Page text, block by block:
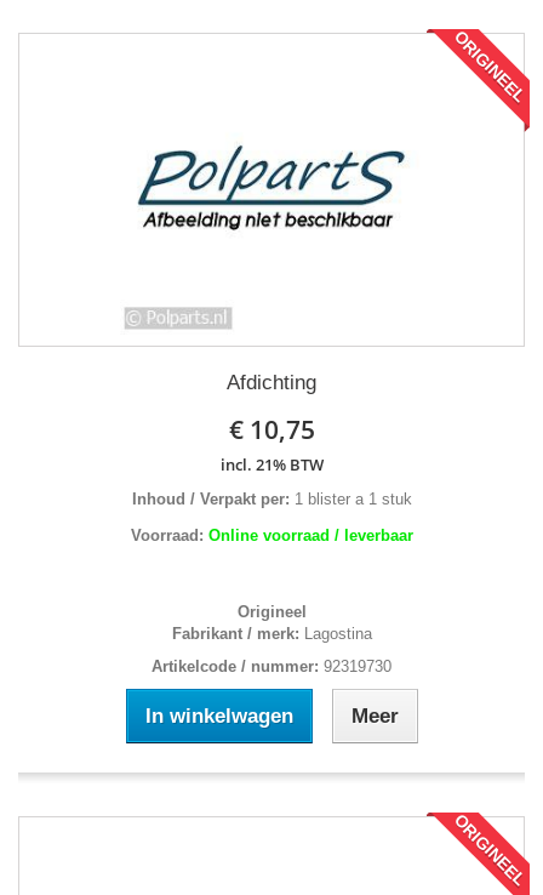
ORIGINEEL
Afdichting
€ 10,75
incl. 21% BTW
Inhoud / Verpakt per: 1 blister a 1 stuk
Voorraad: Online voorraad / leverbaar
Origineel
Fabrikant / merk: Lagostina
Artikelcode / nummer: 92319730
In winkelwagen Meer
ORIGINEEL